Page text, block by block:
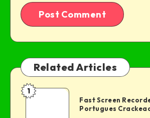
Related Articles
1
Fast Screen
Portugues